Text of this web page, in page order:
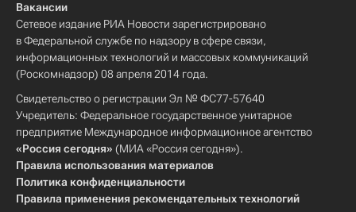
Вакансии
Сетевое издание РИА Новости зарегистрировано
в Федеральной службе по надзору в сфере связи,
информационных технологий и массовых коммуникаций
(Роскомнадзор) 08 апреля 2014 года.
Свидетельство о регистрации Эл № ФС77-57640
Учредитель: Федеральное государственное унитарное
предприятие Международное информационное агентство
«Россия сегодня» (МИА «Россия сегодня»).
Правила использования материалов
Политика конфиденциальности
Правила применения рекомендательных технологий